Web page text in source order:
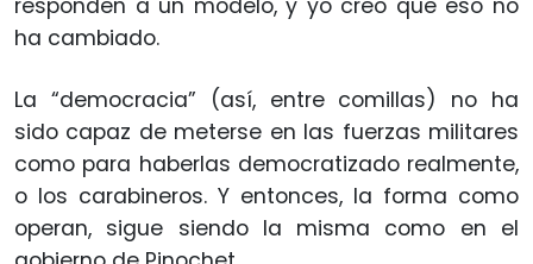
responden a un modelo, y yo creo que eso no
ha cambiado.
La “democracia” (así, entre comillas) no ha
sido capaz de meterse en las fuerzas militares
como para haberlas democratizado realmente,
o los carabineros. Y entonces, la forma como
operan, sigue siendo la misma como en el